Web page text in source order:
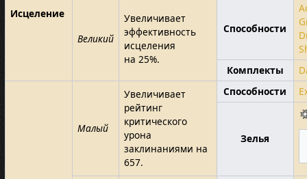
Исцеление
Великий
Увеличивает
эффективность
исцеления
на 25%.
Способности
Комплекты
Малый
Увеличивает
рейтинг
критического
урона
заклинаниями на
657.
Способности
Зелья